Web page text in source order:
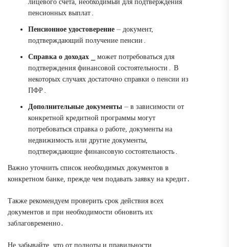
лицевого счета, необходимый для подтверждения
пенсионных выплат․
Пенсионное удостоверение ⏤ документ,
подтверждающий получение пенсии․
Справка о доходах ⎯ может потребоваться для
подтверждения финансовой состоятельности․ В
некоторых случаях достаточно справки о пенсии из
ПФР․
Дополнительные документы ⏤ в зависимости от
конкретной кредитной программы могут
потребоваться справка о работе, документы на
недвижимость или другие документы,
подтверждающие финансовую состоятельность․
Важно уточнить список необходимых документов в
конкретном банке, прежде чем подавать заявку на кредит․
Также рекомендуем проверить срок действия всех
документов и при необходимости обновить их
заблаговременно․
Не забывайте, что от полноты и правильности